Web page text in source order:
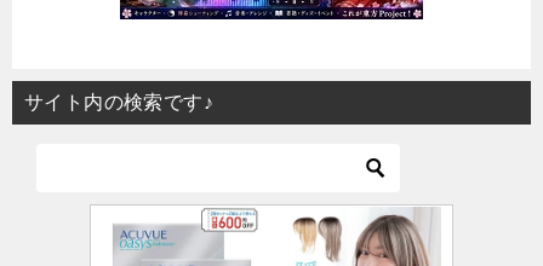
サイト内の検索です♪